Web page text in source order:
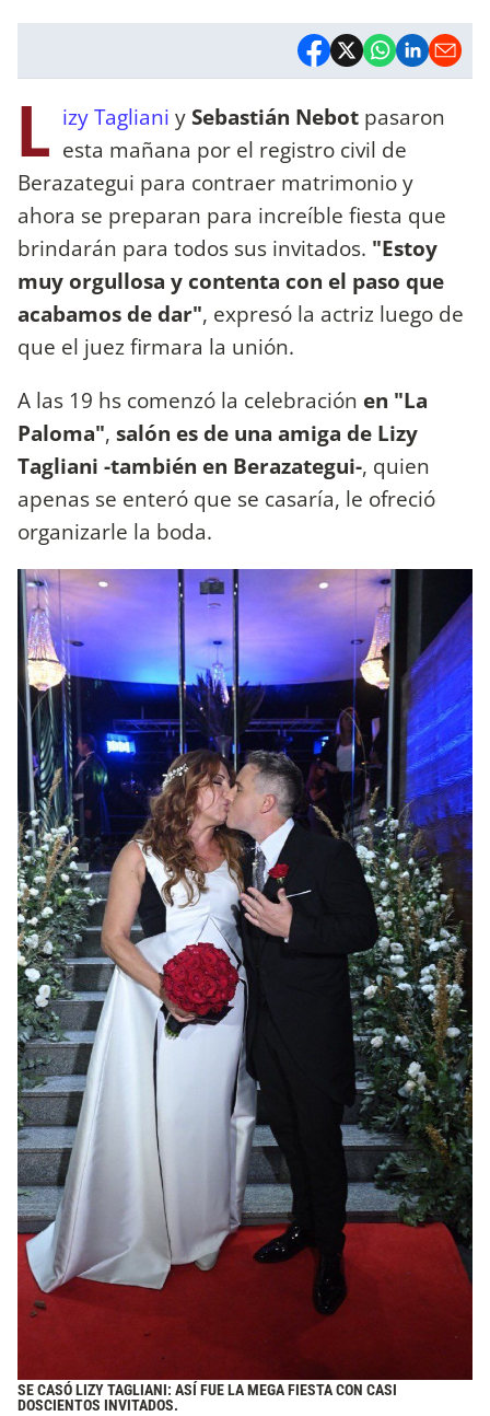
L izy Tagliani ySebastián Nebot pasaron
esta mañana por el registro civil de
Berazategui para contraer matrimonio y
ahora se preparan para increíble fiesta que
brindarán para todos sus invitados. "Estoy
muy orgullosa y contenta con el paso que
acabamos de dar", expresó la actriz luego de
que el juez firmara la unión.
A las 19 hs comenzó la celebración en "La
Paloma", salón es de una amiga de Lizy
Tagliani​ -también en Berazategui-, quien
apenas se enteró que se casaría, le ofreció
organizarle la boda.
SE CASÓ LIZY TAGLIANI: ASÍ FUE LA MEGA FIESTA CON CASI
DOSCIENTOS INVITADOS.